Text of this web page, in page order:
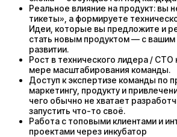
Реальное влияние на продукт: вы
тикеты», а формируете
Идеи, которые вы предложите и
стать новым продуктом — с вашим
развитии.
Рост в технического лидера / CTO
мере масштабирования команды.
Доступ к экспертизе команды по
маркетингу, продукту и
чего обычно не хватает
запустить что-то своё.
Работа с топовыми клиентами и
проектами через инкубатор